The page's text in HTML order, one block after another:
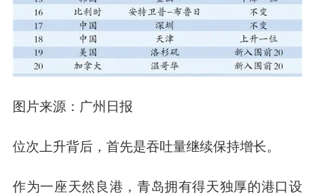
图片来源：广州日报
位次上升背后，首先是吞吐量继续保持增长。
作为一座天然良港，青岛拥有得天独厚的港口设